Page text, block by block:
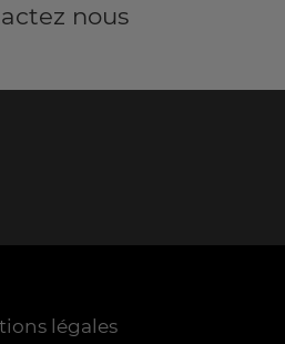
nous
légales